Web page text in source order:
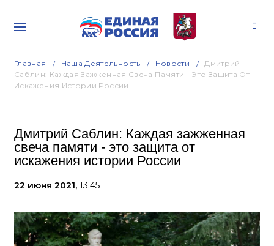
Главная Наша Деятельность Новости
Дмитрий
Саблин: Каждая Зажженная Свеча Памяти - Это Защита От
Искажения Истории России
Дмитрий Саблин: Каждая зажженная
свеча памяти - это защита от
искажения истории России
22 июня 2021, 13:45